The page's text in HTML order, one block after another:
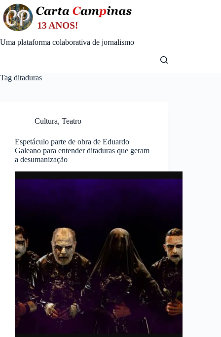
Skip
to
content
Uma plataforma colaborativa de jornalismo
Tag ditaduras
Cultura, Teatro
Espetáculo parte de obra de Eduardo
Galeano para entender ditaduras que geram
a desumanização